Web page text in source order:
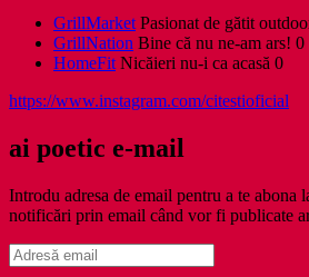
GrillMarketPasionat de gătit
GrillNation Bine că nu ne-am ars! 0
HomeFitNicăieri nu-i ca acasă 0
https://www.instagram.com/citestioficial
ai poetic e-mail
Introdu adresa de email pentru a te abona
notificări prin email când vor fi publicate
Adresă
email